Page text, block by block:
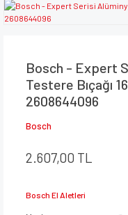
Bosch - Expert
Testere Bıçağı
2608644096
Bosch
2.607,00 TL
Bosch El Aletleri